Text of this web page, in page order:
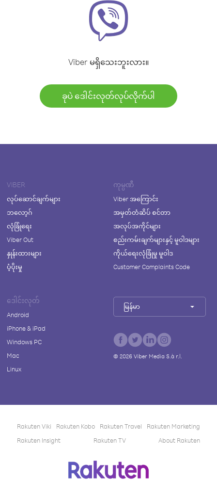
Viber မရှိသေးဘူးလား။
ခုပဲ ဒေါင်းလုတ်လုပ်လိုက်ပါ
VIBER
လုပ်ဆောင်ချက်များ
ဘလော့ဂ်
လုံခြုံရေး
Viber Out
နှုန်းထားများ
ပံ့ပိုးမှု
ကုမ္ပဏီ
Viber အကြောင်း
အမှတ်တံဆိပ် စင်တာ
အလုပ်အကိုင်များ
စည်းကမ်းချက်များနှင့် မူဝါဒများ
ကိုယ်ရေးလုံခြုံမှု မူဝါဒ
Customer Complaints Code
ဒေါင်းလုတ်
Android
iPhone & iPad
Windows PC
Mac
Linux
မြန်မာ
© 2026Viber Media S.à r.l.
Rakuten Viki Rakuten Kobo Rakuten Travel
Rakuten Marketing
Rakuten Insight
Rakuten TV About Rakuten